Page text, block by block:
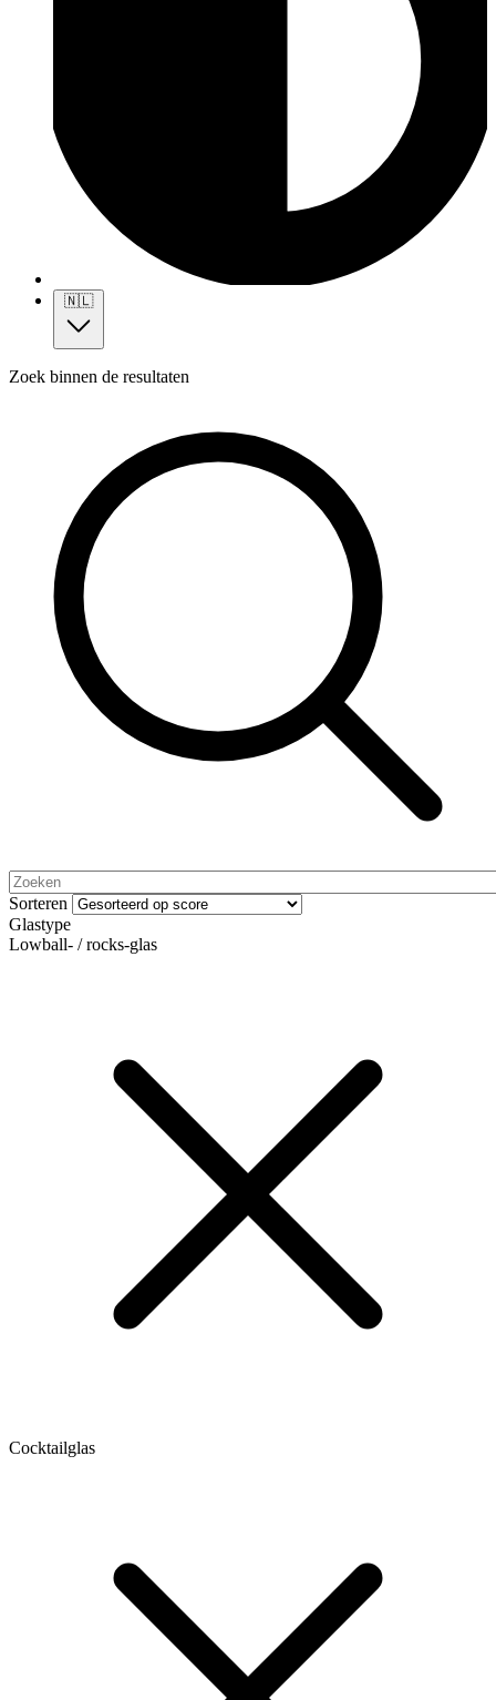
🇳🇱
Zoek binnen de resultaten
Sorteren
Glastype
Lowball- / rocks-glas
Cocktailglas